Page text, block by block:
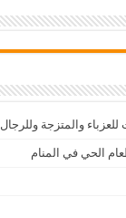
والمتزجة وللرجال
الحي في المنام